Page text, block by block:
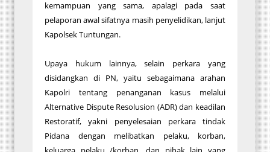
kemampuan yang sama, apalagi pada saat
pelaporan awal sifatnya masih penyelidikan, lanjut
Kapolsek Tuntungan.
Upaya hukum lainnya, selain perkara yang
disidangkan di PN, yaitu sebagaimana arahan
Kapolri tentang penanganan kasus melalui
Alternative Dispute Resolusion (ADR) dan keadilan
Restoratif, yakni penyelesaian perkara tindak
Pidana dengan melibatkan pelaku, korban,